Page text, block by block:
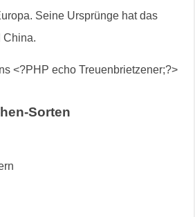
Seine Ursprünge hat das
China.
Sorten